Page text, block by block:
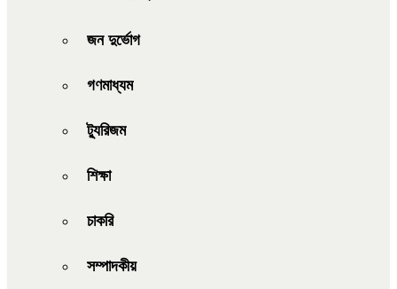
জন দুর্ভোগ
গণমাধ্যম
ট্যুরিজম
শিক্ষা
চাকরি
সম্পাদকীয়